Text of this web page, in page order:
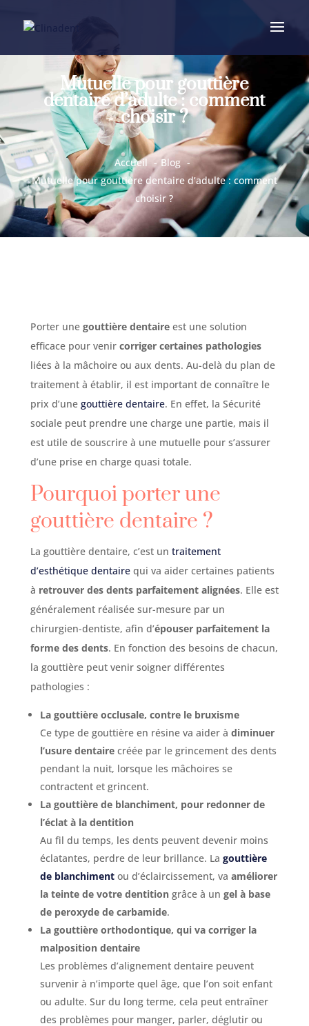
Mutuelle pour gouttière
dentaire d’adulte : comment
choisir ?
Accueil
Blog
Mutuelle pour gouttière dentaire d’adulte : comment
choisir ?
Porter une gouttière dentaireest une solution
efficace pour venir corriger certaines pathologies
liées à la mâchoire ou aux dents. Au-delà du plan de
traitement à établir, il est important de connaître le
prix d’une gouttière dentaire. En effet, la Sécurité
sociale peut prendre une charge une partie, mais il
est utile de souscrire à une mutuelle pour s’assurer
d’une prise en charge quasi totale.
Pourquoi porter une
gouttière dentaire ?
La gouttière dentaire, c’est un traitement
d’esthétique dentairequi va aider certaines patients
à retrouver des dents parfaitement alignées. Elle est
généralement réalisée sur-mesure par un
chirurgien-dentiste, afin d’épouser parfaitement la
forme des dents. En fonction des besoins de chacun,
la gouttière peut venir soigner différentes
pathologies :
La gouttière occlusale, contre le bruxisme
Ce type de gouttière en résine va aider à diminuer
l’usure dentairecréée par le grincement des dents
pendant la nuit, lorsque les mâchoires se
contractent et grincent.
La gouttière de blanchiment, pour redonner de
l’éclat à la dentition
Au fil du temps, les dents peuvent devenir moins
éclatantes, perdre de leur brillance. La gouttière
de blanchimentou d’éclaircissement, va améliorer
la teinte de votre dentitiongrâce à un gel à base
de peroxyde de carbamide.
La gouttière orthodontique, qui va corriger la
malposition dentaire
Les problèmes d’alignement dentaire peuvent
survenir à n’importe quel âge, que l’on soit enfant
ou adulte. Sur du long terme, cela peut entraîner
des problèmes pour manger, parler, déglutir ou